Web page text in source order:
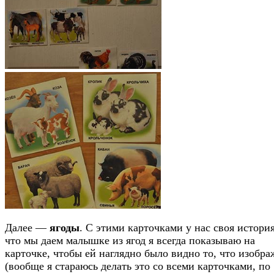
Далее — ягоды. С этими карточками у нас своя
что мы даем малышке из ягод я всегда показываю на
карточке, чтобы ей наглядно было видно то, что
(вообще я стараюсь делать это со всеми карточками, по